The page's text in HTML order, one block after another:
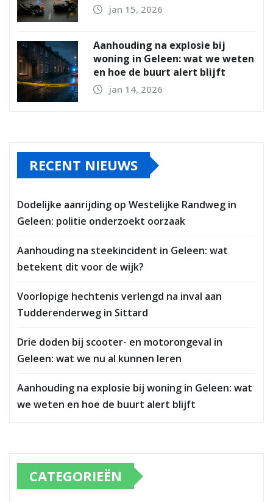
jan 15, 2026
Aanhouding na explosie bij
woning in Geleen: wat we weten
en hoe de buurt alert blijft
jan 14, 2026
RECENT NIEUWS
Dodelijke aanrijding op Westelijke Randweg in
Geleen: politie onderzoekt oorzaak
Aanhouding na steekincident in Geleen: wat
betekent dit voor de wijk?
Voorlopige hechtenis verlengd na inval aan
Tudderenderweg in Sittard
Drie doden bij scooter- en motorongeval in
Geleen: wat we nu al kunnen leren
Aanhouding na explosie bij woning in Geleen: wat
we weten en hoe de buurt alert blijft
CATEGORIEËN